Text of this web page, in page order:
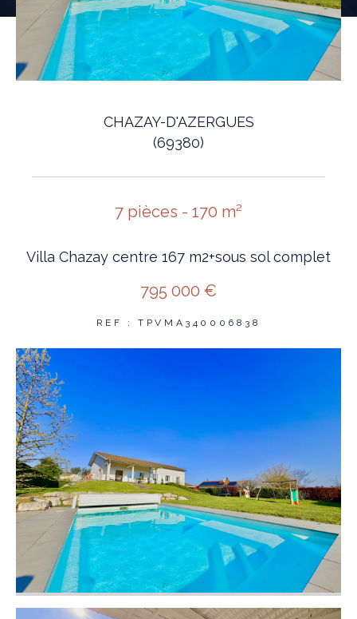
CHAZAY-D'AZERGUES
(69380)
7 pièces - 170 m²
Villa Chazay centre 167 m2+sous sol complet
795 000 €
REF : TPVMA340006838